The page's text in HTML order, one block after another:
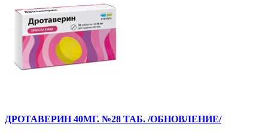
ДРОТАВЕРИН 40МГ. №28 ТАБ. /ОБНОВЛЕНИЕ/